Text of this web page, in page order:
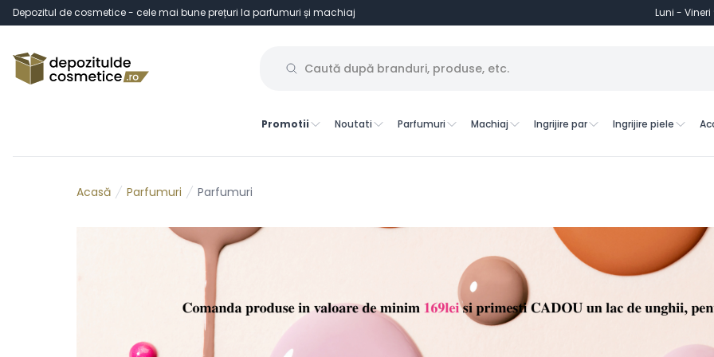
Depozitul de cosmetice - cele mai bune prețuri la parfumuri și machiaj Luni - Vineri
Promotii Noutati Parfumuri Machiaj Ingrijire par Ingrijire piele
Acasă Parfumuri Parfumuri